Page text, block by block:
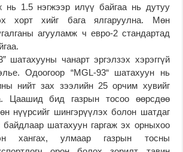
нь 1.5 нэгжээр илүү байгаа нь дутуу
хорт хийг бага ялгаруулна. Мөн
агууламж ч евро-2 стандартад
шатахууны чанарт эргэлзэх хэрэггүй
Одоогоор “MGL-93“ шатахуун нь
нийт зах зээлийн 25 орчим хувийг
Цаашид бид газрын тосоо өөрсдөө
нүүрсийг шингэрүүлэх болон шатдаг
байдлаар шатахуун гаргаж эх орныхоо
хангах, улмаар газрын тосны